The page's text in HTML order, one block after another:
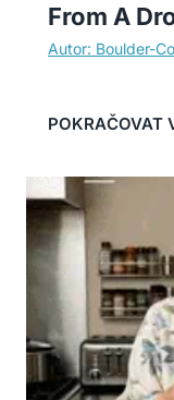
From A